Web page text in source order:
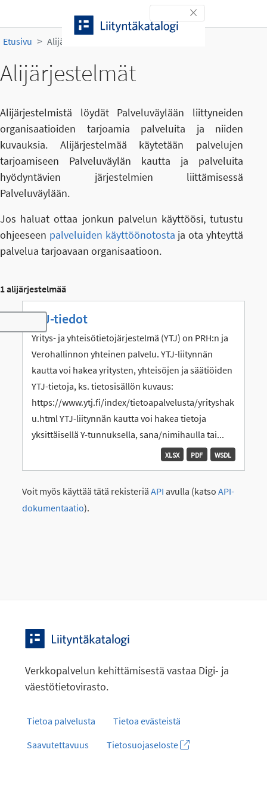
Toggle navigation
Etusivu Alijärjestelmät
Alijärjestelmät
Alijärjestelmistä löydät Palveluväylään liittyneiden
organisaatioiden tarjoamia palveluita ja niiden
kuvauksia. Alijärjestelmää käytetään palvelujen
tarjoamiseen Palveluväylän kautta ja palveluita
hyödyntävien järjestelmien liittämisessä
Palveluväylään.
Jos haluat ottaa jonkun palvelun käyttöösi, tutustu
ohjeeseen palveluiden käyttöönotosta ja ota yhteyttä
palvelua tarjoavaan organisaatioon.
1 alijärjestelmää
Toggle navigation
YTJ-tiedot
Yritys- ja yhteisötietojärjestelmä (YTJ) on PRH:n ja
Verohallinnon yhteinen palvelu. YTJ-liitynnän
kautta voi hakea yritysten, yhteisöjen ja säätiöiden
YTJ-tietoja, ks. tietosisällön kuvaus:
https://www.ytj.fi/index/tietoapalvelusta/yrityshak
u.html YTJ-liitynnän kautta voi hakea tietoja
yksittäisellä Y-tunnuksella, sana/nimihaulla tai...
WSDL
PDF
XLSX
Voit myös käyttää tätä rekisteriä API avulla (katso API-
dokumentaatio).
Verkkopalvelun kehittämisestä vastaa Digi- ja
väestötietovirasto.
Tietoa palvelusta
Tietoa evästeistä
Saavutettavuus
Tietosuojaseloste